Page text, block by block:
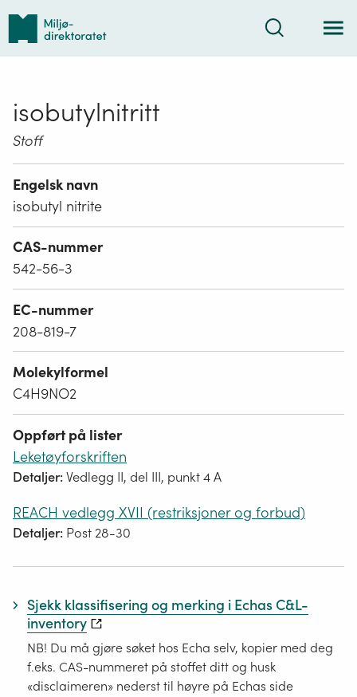
Tilbake
forsiden
Søk
isobutylnitritt
Stoff
Engelsk navn
isobutyl nitrite
CAS-nummer
542-56-3
EC-nummer
208-819-7
Molekylformel
C4H9NO2
Oppført på lister
Leketøyforskriften
Detaljer:Vedlegg II, del III, punkt 4 A
REACH vedlegg XVII (restriksjoner og forbud)
Detaljer: Post 28-30
Sjekk klassifisering og merking i Echas C&L-
inventory
NB! Du må gjøre søket hos Echa selv, kopier med deg
f.eks. CAS-nummeret på stoffet ditt og husk
«disclaimeren» nederst til høyre på Echas side